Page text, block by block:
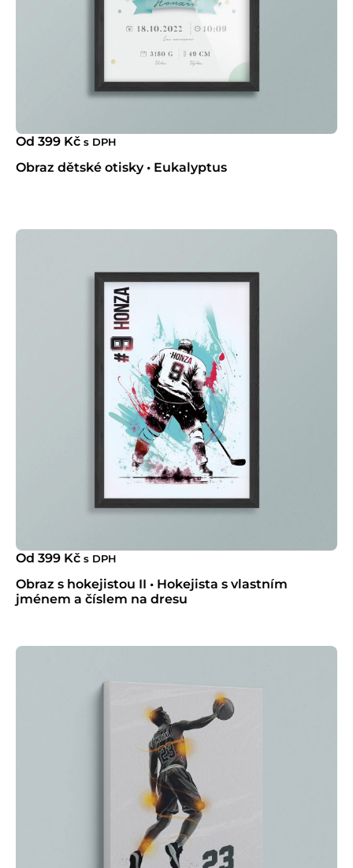
Od 399 Kč s DPH
Obraz dětské otisky • Eukalyptus
Od 399 Kč s DPH
Obraz s hokejistou II • Hokejista s vlastním
jménem a číslem na dresu